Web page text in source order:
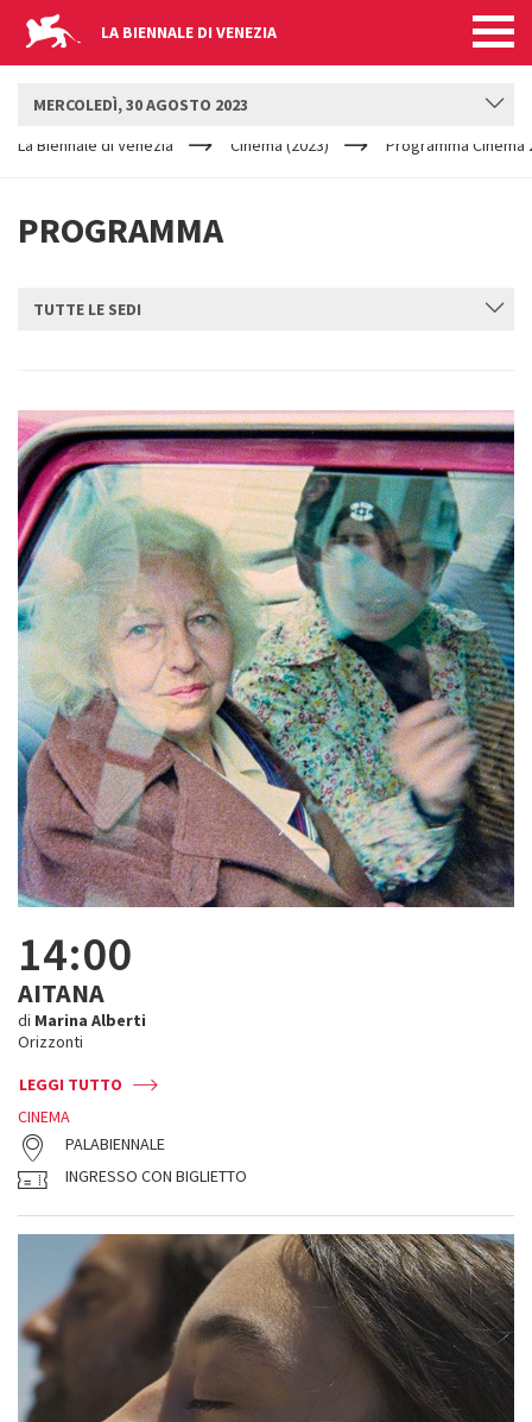
LA BIENNALE DI VENEZIA
ARE
La Biennale di Venezia Cinema (2023) Programma Cinema
PROGRAMMA
MERCOLEDÌ, 30 AGOSTO 2023
TUTTE LE SEDI
14:00
AITANA
di Marina Alberti
Orizzonti
LEGGI TUTTO
CINEMA
PALABIENNALE
INGRESSO CON BIGLIETTO